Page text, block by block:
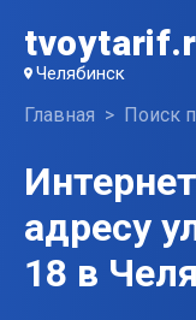
Челябинск
Главная Поиск
адресу
18 в